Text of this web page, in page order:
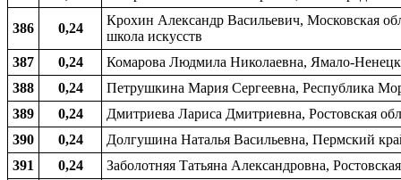
386 0,24
Крохин Александр Васильевич, Московская
школа искусств
387
0,24
Комарова Людмила Николаевна, Ямало-
388
0,24
Петрушкина Мария Сергеевна, Республика
389
0,24
Дмитриева Лариса Дмитриевна, Ростовская
390
0,24
Долгушина Наталья Васильевна, Пермский
391
0,24
Заболотняя Татьяна Александровна,